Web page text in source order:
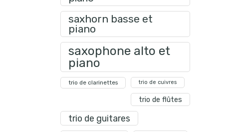
saxhorn basse et
piano
saxophone alto et
piano
trio de clarinettes trio de cuivres
trio de flûtes
trio de guitares